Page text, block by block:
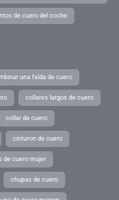
de cuero del coche
una falda de cuero
collares largos de cuero
collar de cuero
cinturon de cuero
de cuero mujer
chupas de cuero